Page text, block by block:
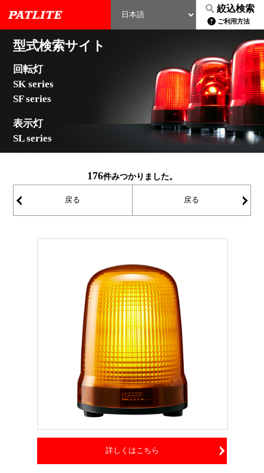
絞込検索
ご利用方法
型式検索サイト
回転灯
SK series
SF series
表示灯
SL series
176件みつかりました。
戻る 戻る
詳しくはこちら